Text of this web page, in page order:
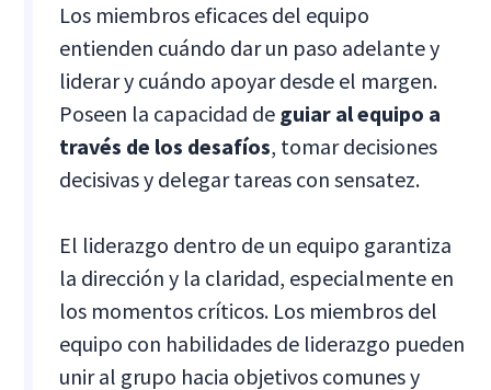
Los miembros eficaces del equipo
entienden cuándo dar un paso adelante y
liderar y cuándo apoyar desde el margen.
Poseen la capacidad de guiar al equipo a
través de los desafíos, tomar decisiones
decisivas y delegar tareas con sensatez.
El liderazgo dentro de un equipo garantiza
la dirección y la claridad, especialmente en
los momentos críticos. Los miembros del
equipo con habilidades de liderazgo pueden
unir al grupo hacia objetivos comunes y